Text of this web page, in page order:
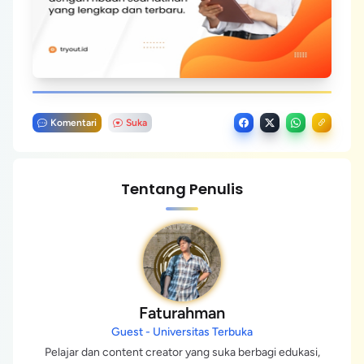
Komentari Suka
Tentang Penulis
Faturahman
Guest - Universitas Terbuka
Pelajar dan content creator yang suka berbagi edukasi,